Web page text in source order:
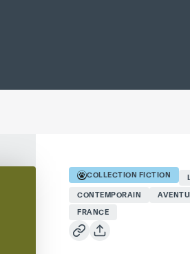
COLLECTION FICTION
CONTEMPORAIN
FRANCE